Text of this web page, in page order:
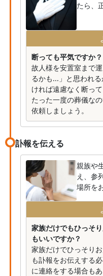
たら、
断っても平気ですか？
故人様を安置室まで
るかも...」と思われ
ければ遠慮なく断って
たった一度の葬儀な
依頼しましょう。
訃報を伝える
親族や
え、参
場所を
家族だけでもひっそ
もいいですか？
家族だけでひっそり
も訃報をお伝えする
に連絡をする場合もあ